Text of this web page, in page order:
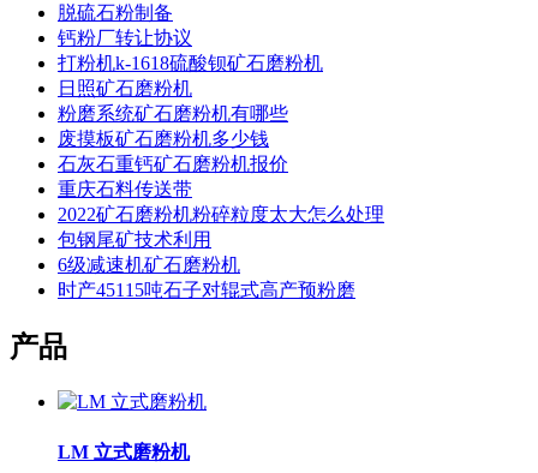
脱硫石粉制备
钙粉厂转让协议
打粉机k-1618硫酸钡矿石磨粉机
日照矿石磨粉机
粉磨系统矿石磨粉机有哪些
废摸板矿石磨粉机多少钱
石灰石重钙矿石磨粉机报价
重庆石料传送带
2022矿石磨粉机粉碎粒度太大怎么处理
包钢尾矿技术利用
6级减速机矿石磨粉机
时产45115吨石子对辊式高产预粉磨
产品
LM 立式磨粉机